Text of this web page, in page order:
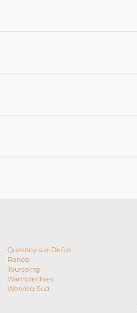
Quesnoy-sur-Deûle
Roncq
Tourcoing
Wambrechies
Wervicq-Sud